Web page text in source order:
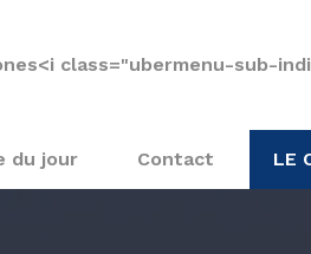
<i class="ubermenu-sub-
du jour Contact LE